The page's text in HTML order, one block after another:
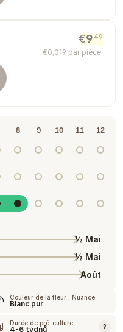
€9 49
€0,019 par pièce
8 9 10 11 12
½ Mai
½ Mai
Août
Couleur de la fleur : Nuance
Blanc pur
Durée de pré-culture
4-6 týdnů ?